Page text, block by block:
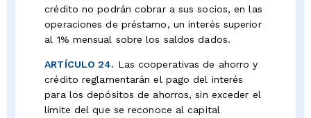
crédito no podrán cobrar a sus socios, en las
operaciones de préstamo, un interés superior
al 1% mensual sobre los saldos dados.
ARTÍCULO 24. Las cooperativas de ahorro y
crédito reglamentarán el pago del interés
para los depósitos de ahorros, sin exceder el
límite del que se reconoce al capital